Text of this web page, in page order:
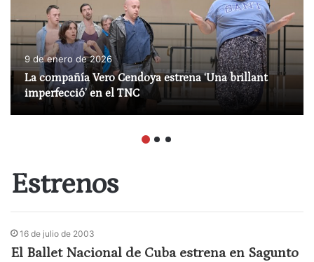
9 de enero de 2026
La compañía Vero Cendoya estrena ‘Una brillant
imperfecció’ en el TNC
Estrenos
16 de julio de 2003
El Ballet Nacional de Cuba estrena en Sagunto